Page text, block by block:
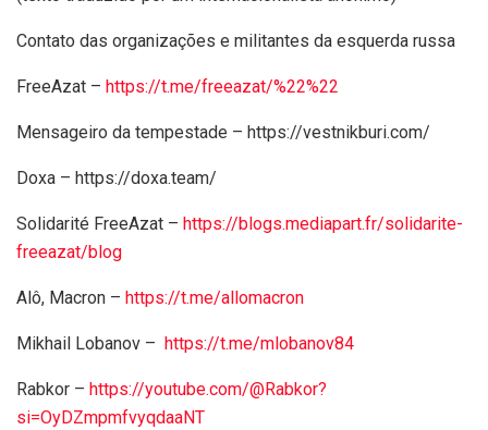
Contato das organizações e militantes da esquerda russa
FreeAzat – https://t.me/freeazat/%22%22
Mensageiro da tempestade – https://vestnikburi.com/
Doxa – https://doxa.team/
Solidarité FreeAzat – https://blogs.mediapart.fr/solidarite-
freeazat/blog
Alô, Macron – https://t.me/allomacron
Mikhail Lobanov – https://t.me/mlobanov84
Rabkor – https://youtube.com/@Rabkor?
si=OyDZmpmfvyqdaaNT